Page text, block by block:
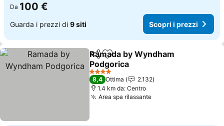
Da 100 €
Guarda i prezzi di 9 siti Scopri i prezzi
CondividiAggiungi ai preferiti
Ramada by Wyndham
Podgorica
4 Stelle
8,4 Ottima
2.132
1.4 km da: Centro
Area spa rilassante